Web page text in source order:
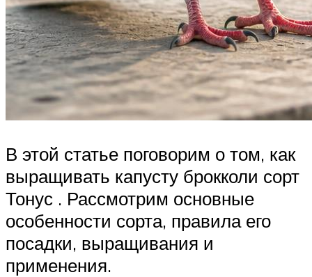
В этой статье поговорим о том, как
выращивать капусту брокколи сорт
Тонус . Рассмотрим основные
особенности сорта, правила его
посадки, выращивания и
применения.